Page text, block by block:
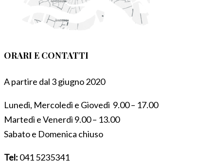
ORARI E CONTATTI
A partire dal 3 giugno 2020
Lunedì, Mercoledì e Giovedì 9.00 – 17.00
Martedì e Venerdì 9.00 – 13.00
Sabato e Domenica chiuso
Tel: 041 5235341